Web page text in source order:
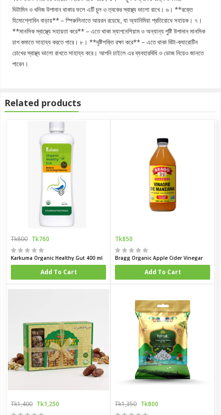
ভিটামিন ও খনিজ উপাদান থাকার ফলে এটি চুল ও ত্বকের স্বাস্থ্য ভালো রাখে। ৬। **রক্তে
হিমোগ্লোবিন বাড়ায়** – স্পিরুলিনাতে আয়রন রয়েছে, যা অ্যানিমিয়া প্রতিরোধে সহায়ক। ৭।
**মানসিক স্বাস্থ্যে সহায়তা করে** – এতে থাকা ম্যাগনেশিয়াম ও অন্যান্য পুষ্টি উপাদান মানসিক
চাপ কমাতে সাহায্য করতে পারে। ৮। **দৃষ্টিশক্তি রক্ষা করে** – এতে থাকা বিটা-ক্যারোটিন
চোখের স্বাস্থ্য ভালো রাখতে সাহায্য করে। আপনি চাইলে এর ব্যবহারবিধি ও ডোজ নিয়েও জানতে
পারেন।
Related products
Tk800 Tk760
Karkuma Organic Healthy Gut 400 ml
Add To Cart
Tk850
Bragg Organic Apple Cider Vinegar
Add To Cart
Tk1,400 Tk1,250 Tk1,350 Tk800